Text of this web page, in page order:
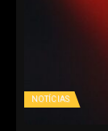
NOTÍCIAS